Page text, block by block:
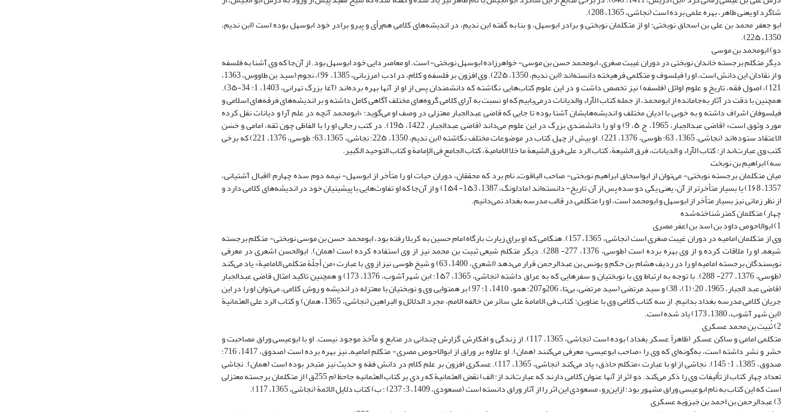
شاگرد او یعنی طاهر، بهره علمی برده است (نجاشی، 1365، 208).
ابو جعفر محمد بن علی بن اسحاق نوبختی: او از متکلمان نوبختی و برادر ابوسهل، و بنا به گفته ابن ندیم، در اندیشه‌های کلامی هم‌رأی و پیرو برادر خود ابو‌سهل بوده است (ابن ندیم،
1350، 22۵).
دو) ابومحمد بن موسی
دیگر متکلم برجسته خاندان نوبختی در دوران غیبت صغری، ابو‌‌محمد حسن بن موسی- خواهرزاده ابو‌سهل نوبختی- است. او معاصر دایی خود ابو‌‌سهل بود. از آن‌جا که وی آشنا به فلسفه
و از نقادان این دانش است، او را فیلسوف و متکلمی فرهیخته دانسته‌اند (ابن ندیم، 1350، 22۵). وی افزون بر فلسفه و کلام، در ادب (مرزبانی، 1385، 9۶)، نجوم (سید بن ‌طاووس، 1363،
121)، اصول فقه، تاریخ و علوم اوائل (فلسفه) نیز تخصص داشت و در این علوم کتاب‌هایی نگاشته که دانشمندان پس از او از آنها بهره برده‌اند (آغا بزرگ تهرانی، 1403، 1: 34-3۵).
همچنین با دقت در آثار به‌جا‌مانده از ابو‌‌محمد، از جمله کتاب الآراء والدیانات درمی‌یابیم که او نسبت به آرای کلامی گروه‌های مختلف آگاهی کامل داشته و بر اندیشه‌های فرقه‌های اسلامی و
فیلسوفان اشراف داشته و به خوبی با ادیان مختلف و اندیشه‌هایشان آشنا بوده تا جایی که قاضی عبد‌الجبار معتزلی در وصف او می‌گوید: «ابو‌محمد آنچه در علم آرا و دیانات نقل کرده
مورد وثوق است» (قاضی عبدالجبار، 1965، ج ‏۵، 9) و او را دانشمندی بزرگ در این علوم می‌داند (قاضی عبدالجبار، 1422، 19۵). در کتب رجالی او را با الفاظی چون ثقه، امامی و حَسَن
الاعتقاد ستوده‌اند (نجاشی، 1365، 63؛ طوسی، 1376، 221). او بیش از چهل کتاب در موضوعات مختلف نگاشته (ابن ندیم، 1350، 22۵؛ نجاشی، 1365، 63؛ طوسی، 1376، 221) که برخی
کتب وی عبارت‌اند از: کتاب الآراء و الدیانات، فرق الشیعة، کتاب الرد على فرق الشیعة ما خلا الامامیة، کتاب الجامع فی الإمامة و کتاب التوحید الکبیر.
سه) ابراهیم بن نوبخت
میان متکلمان برجسته نوبختی- می‌توان از ابو‌‌اسحاق ابراهیم نوبختی- صاحب الیاقوت‌ـ‌ نام برد که محققان، دوران حیات او را متأخر از ابو‌‌سهل- نیمه دوم سده چهارم (اقبال آشتیانی،
1357، 1۶8) یا بسیار متأخر‌تر از آن، یعنی یکی دو سده پس از آن تاریخ- دانسته‌اند (مادلونگ، 1387، 1۵3- 1۵4) و از آن‌جا که او تفاوت‌هایی با پیشینیان خود در اندیشه‌های کلامی دارد و
از نظر زمانی نیز بسیار متأخر از ابو‌سهل و ابو‌محمد است، او را متکلمی در قالب مدرسه بغداد نمی‌دانیم.
چهار) متکلمان کمتر‌شناخته‌شده
1) ابو‌‌الاحوص داود بن اسد بن اعفر مصری
وی از متکلمان امامیه در دوران غیبت صغری است (نجاشی، 1365، 157). هنگامی که او برای زیارت بارگاه امام حسین به کربلا رفته بود، ابو‌محمد حسن بن موسی نوبختی- ‌متکلم برجسته
شیعه‌ـ‌ او را ملاقات کرده و از وی بهره برده است (طوسی، 1376، 277- 288). دیگر متکلم شیعی ثبیت بن محمد نیز از وی استفاده کرده است (همان). ابوالحسن اشعری در معرفی
نویسندگان برجسته امامیه او را در ردیف هشام بن حکم و یونس بن عبدالرحمن قرار می‌دهد (اشعری، 1400، 63) و شیخ طوسی نیز از وی با عبارت «من أجلّة متکلمی الامامیة» یاد می‌کند
(طوسی، 1376، 277- 288). با توجه به ارتباط وی با نوبختیان و سفرهایی که به عراق داشته (نجاشی، 1365، 1۵7؛ ابن شهرآشوب، 1376، 173) و همچنین تاکید امثال قاضی عبد‌الجبار
(قاضی عبد الجبار، 1965، 20: (1)، 38) و سید مرتضی (سید مرتضی، بی‌تا، 206و207؛ همو، 1410، 1: 97) بر همنوایی وی و نوبختیان با معتزله در اندیشه و روش کلامی، می‌توان او را در این
جریان کلامی مدرسه بغداد بدانیم. از سه کتاب کلامی وی با عناوین: کتاب فی الامامة علی سائر من خالفه الامم، مجرد الدلائل و البراهین (نجاشی، 1365، همان) و کتاب الرد علی العثمانیة
(ابن شهر آشوب، 1380، 173) یاد شده است.
2) ثُبَیت بن محمد عسکری
متکلمی امامی و ساکن عسکر (ظاهراً عسکر بغداد) بوده است (نجاشی، 1365، 117). از زندگی و افکارش گزارش چندانی در منابع و مآخذ موجود نیست. او با ابو‌عیسی وراق مصاحبت و
حشر و نشر داشته است، به‌گونه‏‌‌ای که وی را «صاحب ابو‌عیسی» معرفی می‏‌‌‏کنند (همان). او علاوه بر وراق از ابوالاحوص مصری- متکلم امامیه‌ـ نیز بهره برده است (صدوق، 1417، 716؛
صدوق، 1385، 1: 145). نجاشی از او با عبارت «متکلم حاذق» یاد می‌کند (نجاشی، 1365، 117). عسکری افزون بر علم کلام در دانش فقه و حدیث نیز متبحر بوده است (همان). نجاشی
تعداد چهار کتاب از تألیفات وی را ذکر می‏‌‌‏کند. دو اثر از آنها عنوان کلامی دارند که عبارت‌اند از: الف) نقض العثمانیة که ردی بر کتاب العثمانیه جاحظ (م 255ق) از متکلمان برجسته معتزلی
است که این کتاب به نام ابو‌عیسی وراق مشهور بود؛ از‌این‏‌‌رو، مسعودی این اثر را از آثار وراق دانسته است (مسعودی، 1409، 3: 237) ؛ ب) کتاب دلایل الائمة (نجاشی، 1365، 117).
3) عبد‌الرحمن بن احمد بن جَبرَوَیه عسکری